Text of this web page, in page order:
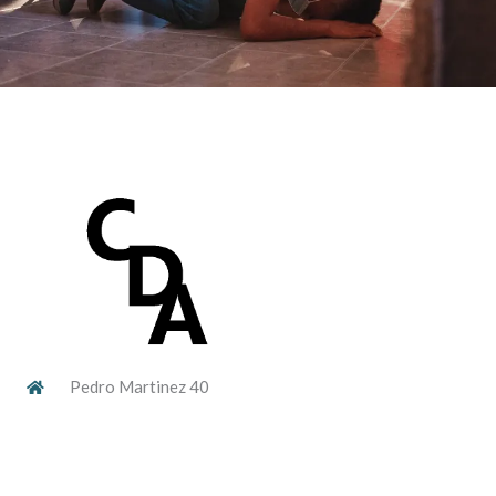
Pedro Martinez 40